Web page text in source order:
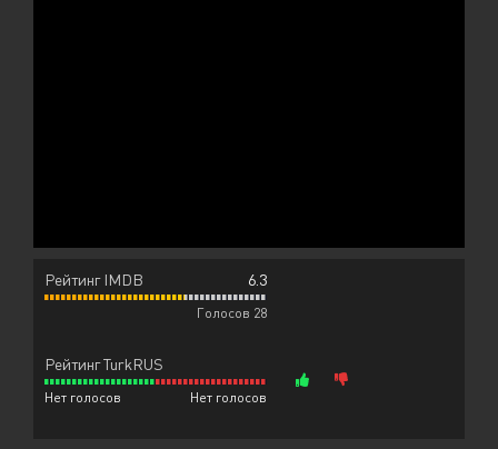
Рейтинг IMDB 6.3
Голосов 28
Рейтинг TurkRUS
Нет голосов Нет голосов